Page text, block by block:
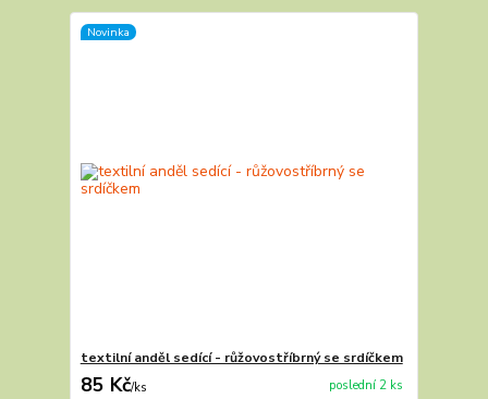
Novinka
textilní anděl sedící - růžovostříbrný se srdíčkem
85 Kč/ks poslední 2 ks